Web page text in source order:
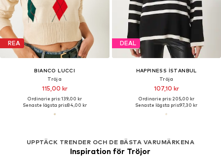
REA
BIANCO LUCCI
Tröja
115,00 kr
Ordinarie pris: 139,00 kr
Senaste lägsta pris:84,00 kr
DEAL
HAPPINESS İSTANBUL
Tröja
107,10 kr
Ordinarie pris: 205,00 kr
Senaste lägsta pris:97,30 kr
UPPTÄCK TRENDER OCH DE BÄSTA VARUMÄRKENA
Inspiration för Tröjor